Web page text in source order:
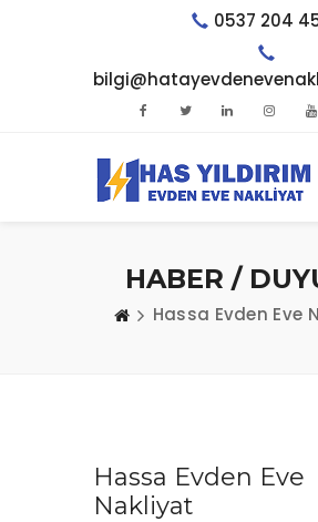
0537 204
HABER /
Hassa Evden Eve
Hassa Evden Eve
Nakliyat